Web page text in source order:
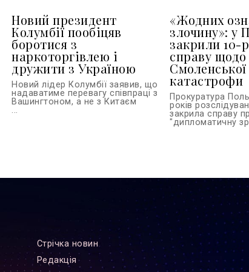
Новий президент
Колумбії пообіцяв
боротися з
наркоторгівлею і
дружити з Україною
Новий лідер Колумбії заявив, що
надаватиме перевагу співпраці з
Вашингтоном, а не з Китаєм
...
«Жодних
злочину»: у
закрили 10-
справу щодо
Смоленської
катастрофи
Прокуратура
років
закрила справу
"дипломатичну
Стрiчка новин
Редакцiя